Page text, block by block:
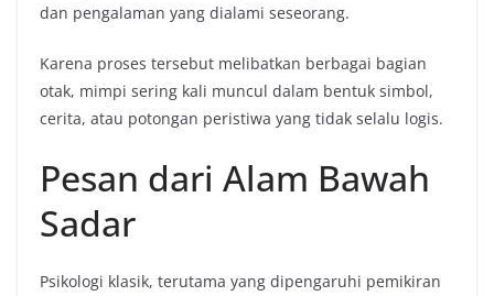
dan pengalaman yang dialami seseorang.
Karena proses tersebut melibatkan berbagai bagian
otak, mimpi sering kali muncul dalam bentuk simbol,
cerita, atau potongan peristiwa yang tidak selalu logis.
Pesan dari Alam Bawah
Sadar
Psikologi klasik, terutama yang dipengaruhi pemikiran